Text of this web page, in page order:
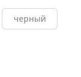
черный